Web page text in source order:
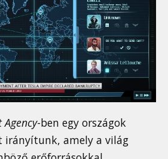
-ben egy országok
amely a világ